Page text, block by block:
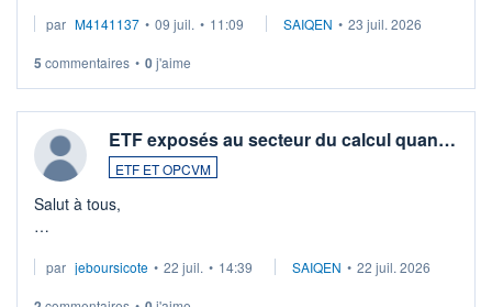
par M4141137 • 09 juil. • 11:09 SAIQEN • 23 juil. 2026
5 commentaires • 0j'aime
ETF exposés au secteur du calcul quan…
ETF ET OPCVM
Salut à tous,
via un ETF plutôt que des actions individuelles.
par jeboursicote • 22 juil. • 14:39 SAIQEN • 22 juil. 2026